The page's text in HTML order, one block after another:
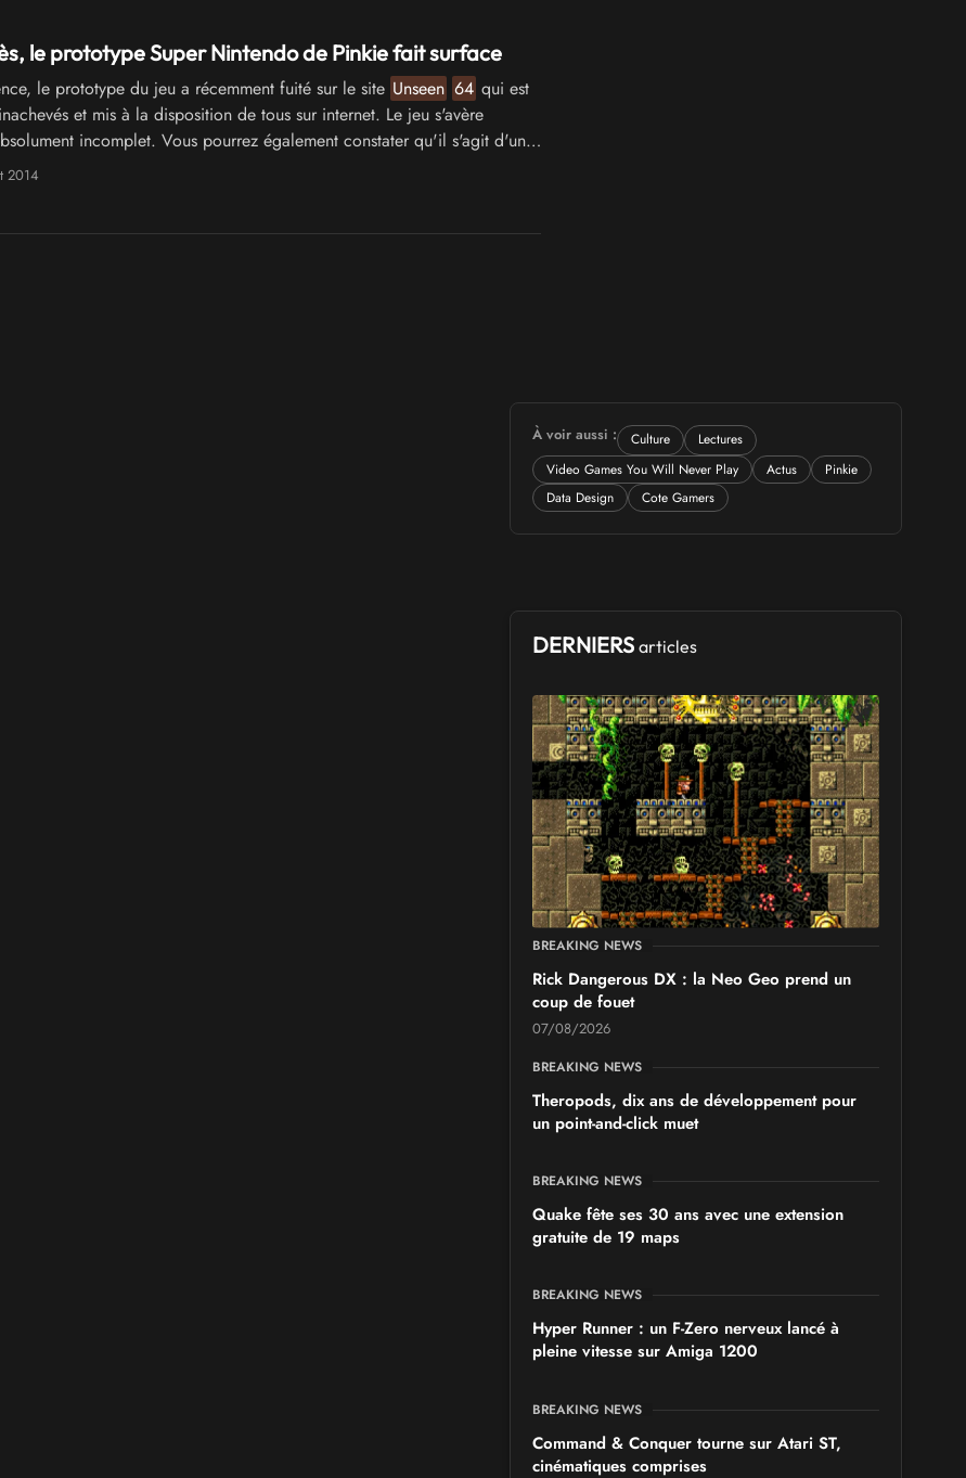
le prototype Super Nintendo de Pinkie fait surface
le prototype du jeu a récemment fuité sur le site Unseen 64 qui est
et mis à la disposition de tous sur internet. Le jeu s'avère
incomplet. Vous pourrez également constater qu'il s'agit d'une
2014
À voir aussi : Culture
Lectures
Video Games You Will Never Play
Actus
Pinkie
Data Design
Cote Gamers
DERNIERSarticles
BREAKING NEWS
Rick Dangerous DX : la Neo Geo prend un
coup de fouet
07/08/2026
BREAKING NEWS
Theropods, dix ans de développement pour
un point-and-click muet
BREAKING NEWS
Quake fête ses 30 ans avec une extension
gratuite de 19 maps
BREAKING NEWS
Hyper Runner : un F-Zero nerveux lancé à
pleine vitesse sur Amiga 1200
BREAKING NEWS
Command & Conquer tourne sur Atari ST,
cinématiques comprises